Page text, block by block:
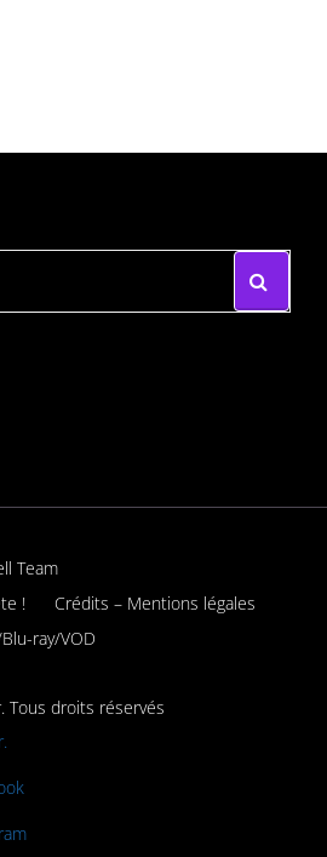
Team
!
Crédits – Mentions légales
ray/VOD
droits réservés